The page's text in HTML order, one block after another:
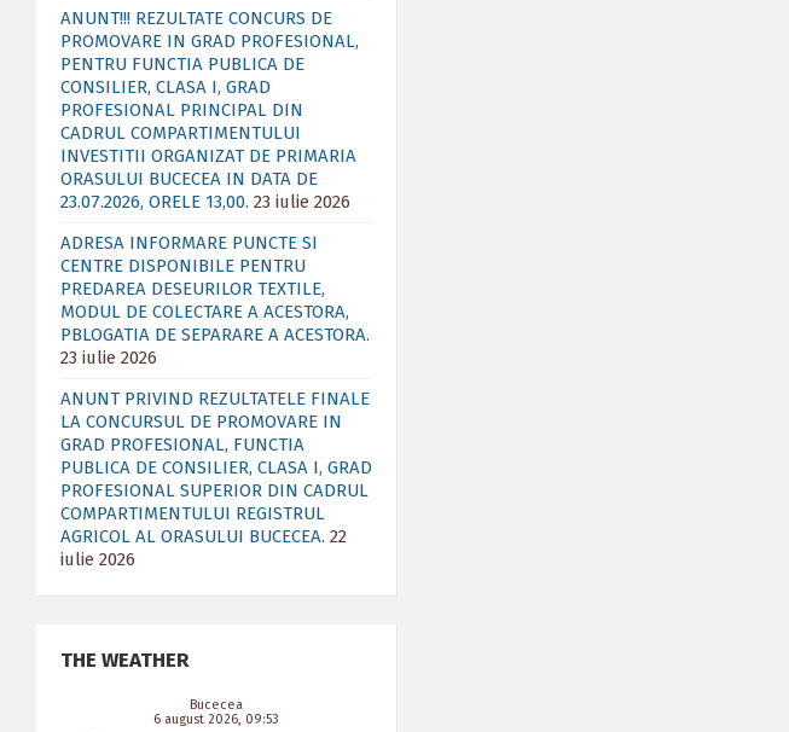
ANUNT!!! REZULTATE CONCURS DE
PROMOVARE IN GRAD PROFESIONAL,
PENTRU FUNCTIA PUBLICA DE
CONSILIER, CLASA I, GRAD
PROFESIONAL PRINCIPAL DIN
CADRUL COMPARTIMENTULUI
INVESTITII ORGANIZAT DE PRIMARIA
ORASULUI BUCECEA IN DATA DE
23.07.2026, ORELE 13,00. 23 iulie 2026
ADRESA INFORMARE PUNCTE SI
CENTRE DISPONIBILE PENTRU
PREDAREA DESEURILOR TEXTILE,
MODUL DE COLECTARE A ACESTORA,
PBLOGATIA DE SEPARARE A ACESTORA.
23 iulie 2026
ANUNT PRIVIND REZULTATELE FINALE
LA CONCURSUL DE PROMOVARE IN
GRAD PROFESIONAL, FUNCTIA
PUBLICA DE CONSILIER, CLASA I, GRAD
PROFESIONAL SUPERIOR DIN CADRUL
COMPARTIMENTULUI REGISTRUL
AGRICOL AL ORASULUI BUCECEA. 22
iulie 2026
THE WEATHER
Bucecea
6 august 2026, 09:53